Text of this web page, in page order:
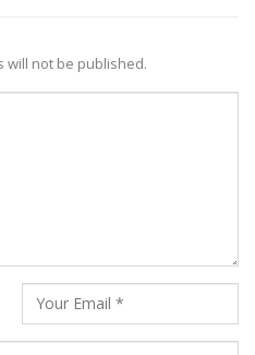
will not be published.